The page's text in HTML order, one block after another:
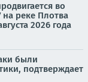
во
реке Плотва
2026 года
были
подтверждает